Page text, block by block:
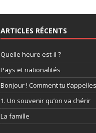
ARTICLES RÉCENTS
Quelle heure est-il ?
Pays et nationalités
Bonjour ! Comment tu
1. Un souvenir qu’on va chérir
La famille